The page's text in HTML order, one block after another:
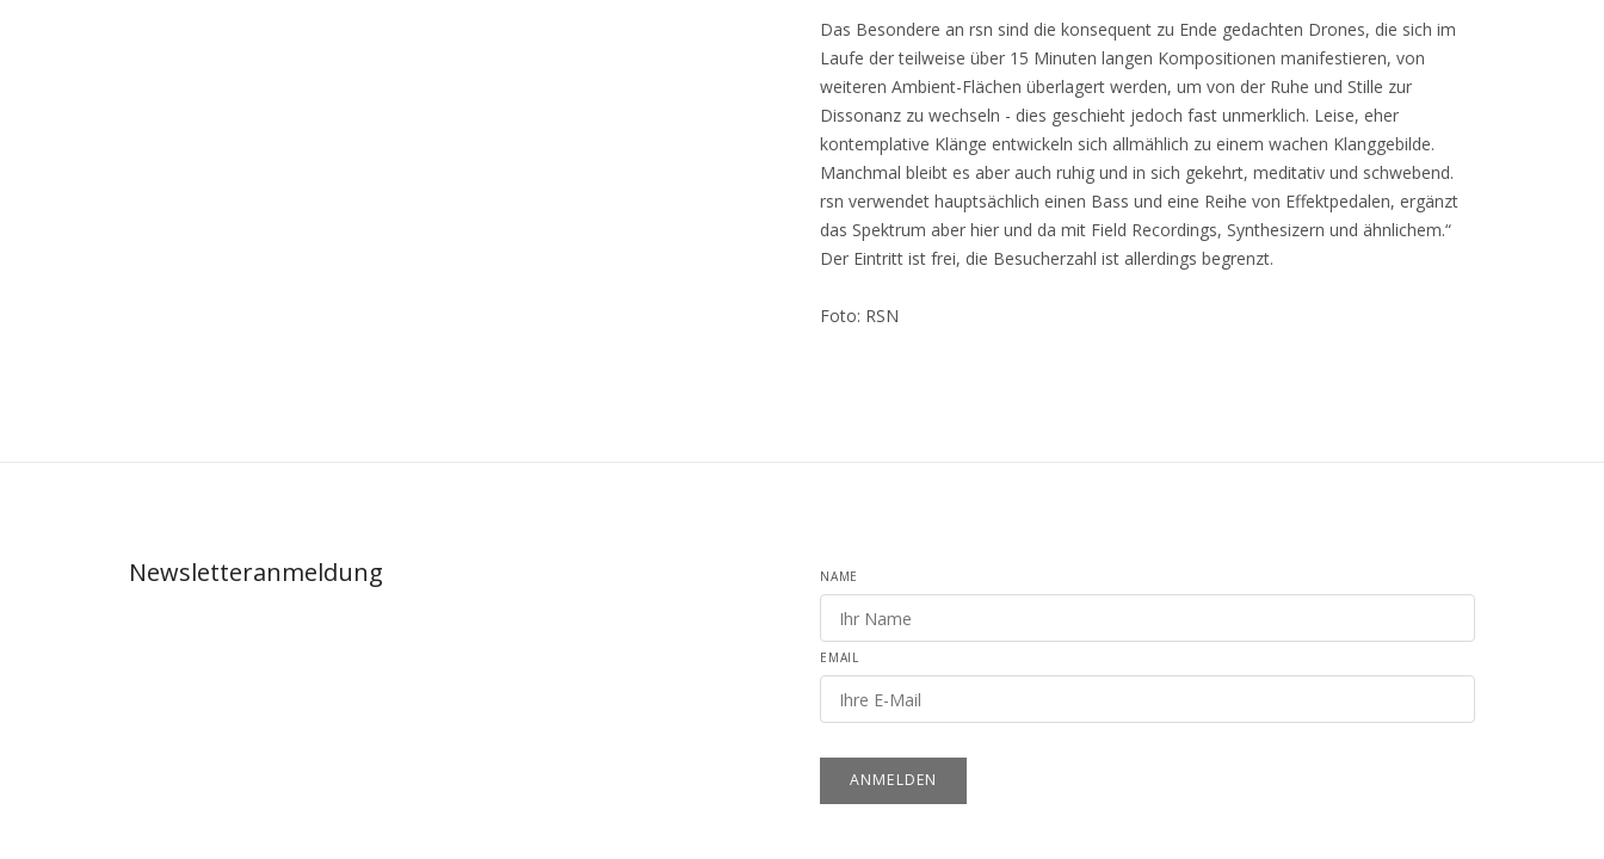
Das Besondere an rsn sind die konsequent zu Ende gedachten Drones, die sich im
Laufe der teilweise über 15 Minuten langen Kompositionen manifestieren, von
weiteren Ambient-Flächen überlagert werden, um von der Ruhe und Stille zur
Dissonanz zu wechseln - dies geschieht jedoch fast unmerklich. Leise, eher
kontemplative Klänge entwickeln sich allmählich zu einem wachen Klanggebilde.
Manchmal bleibt es aber auch ruhig und in sich gekehrt, meditativ und schwebend.
rsn verwendet hauptsächlich einen Bass und eine Reihe von Effektpedalen, ergänzt
das Spektrum aber hier und da mit Field Recordings, Synthesizern und ähnlichem.“
Der Eintritt ist frei, die Besucherzahl ist allerdings begrenzt.
Foto: RSN
Newsletteranmeldung NAME
EMAIL